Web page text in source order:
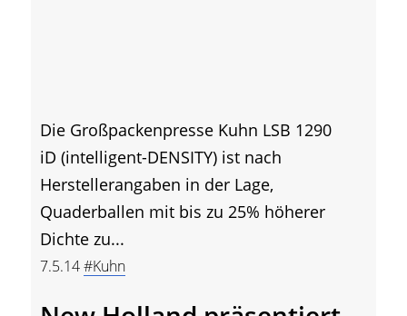
Die Großpackenpresse Kuhn LSB 1290
iD (intelligent-DENSITY) ist nach
Herstellerangaben in der Lage,
Quaderballen mit bis zu 25% höherer
Dichte zu...
7.5.14#Kuhn